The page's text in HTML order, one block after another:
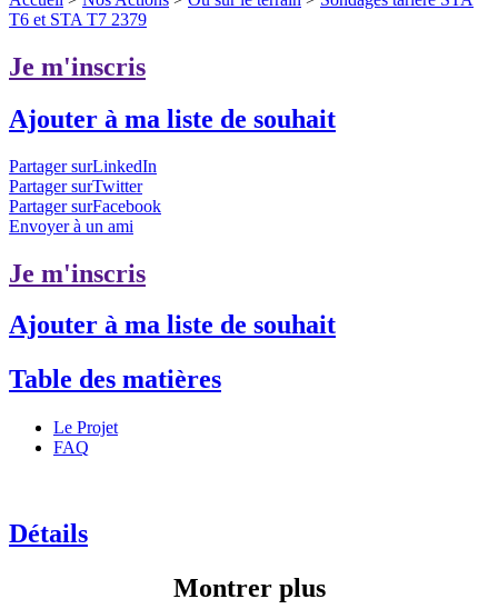
T6 et STA T7 2379
Je m'inscris
Ajouter à ma liste de souhait
Partager surLinkedIn
Partager surTwitter
Partager surFacebook
Envoyer à un ami
Je m'inscris
Ajouter à ma liste de souhait
Table des matières
Le Projet
FAQ
Détails
Montrer plus